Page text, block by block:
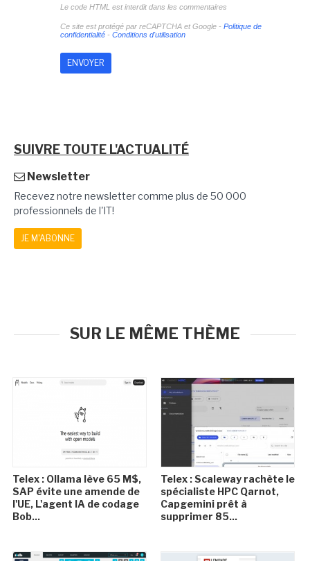
Le code HTML est interdit dans les commentaires
Ce site est protégé par reCAPTCHA et Google - Politique de
confidentialité- Conditions d'utilisation
SUIVRE TOUTE L'ACTUALITÉ
Newsletter
Recevez notre newsletter comme plus de 50 000
professionnels de l'IT!
JE M'ABONNE
SUR LE MÊME THÈME
Telex : Ollama lève 65 M$,
SAP évite une amende de
l'UE, L'agent IA de codage
Bob...
Telex : Scaleway rachète le
spécialiste HPC Qarnot,
Capgemini prêt à
supprimer 85...